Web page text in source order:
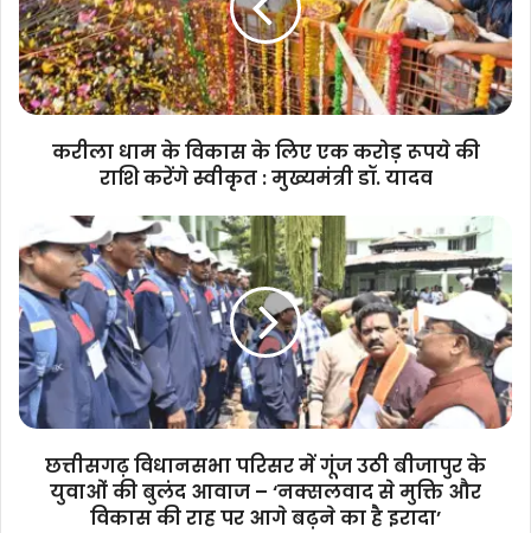
के
लिए
एक
करोड़
रूपये
मुख्यमंत्री
डॉ.
यादव
करीला धाम के विकास के लिए एक करोड़ रूपये की
राशि करेंगे स्वीकृत : मुख्यमंत्री डॉ. यादव
विधानसभा
परिसर
में
गूंज
उठी
बीजापुर
के
युवाओं
आवाज
छत्तीसगढ़ विधानसभा परिसर में गूंज उठी बीजापुर के
युवाओं की बुलंद आवाज – ‘नक्सलवाद से मुक्ति और
विकास की राह पर आगे बढ़ने का है इरादा’